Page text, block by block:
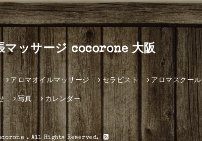
マッサージ cocorone 大阪
アロマオイルマッサージ セラピスト アロマスクール
写真 カレンダー
. All Rights Reserved.